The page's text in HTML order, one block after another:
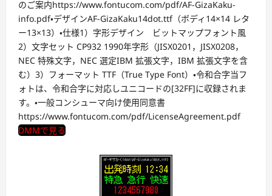
のご案内https://www.fontucom.com/pdf/AF-GizaKaku-
info.pdf・デザインAF-GizaKaku14dot.ttf（ボディ14×14 レタ
ー13×13）・仕様1）字形デザイン ビットマップフォント風
2）文字セット CP932 1990年字形（JISX0201，JISX0208，
NEC 特殊文字，NEC 選定IBM 拡張文字，IBM 拡張文字を含
む）3）フォーマット TTF（True Type Font）・令和合字当フ
ォトは、令和合字に対応しユニコードの[32FF]に収録されま
す。・一般コンシューマ向け使用同意書
https://www.fontucom.com/pdf/LicenseAgreement.pdf
DMMで見る